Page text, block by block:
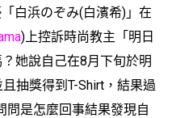
浜のぞみ(白濱希)」在
) 上控訴時尚教主「明日
她說自己在8月下旬於明
抽獎得到T-Shirt，結果過
問是怎麼回事結果發現自